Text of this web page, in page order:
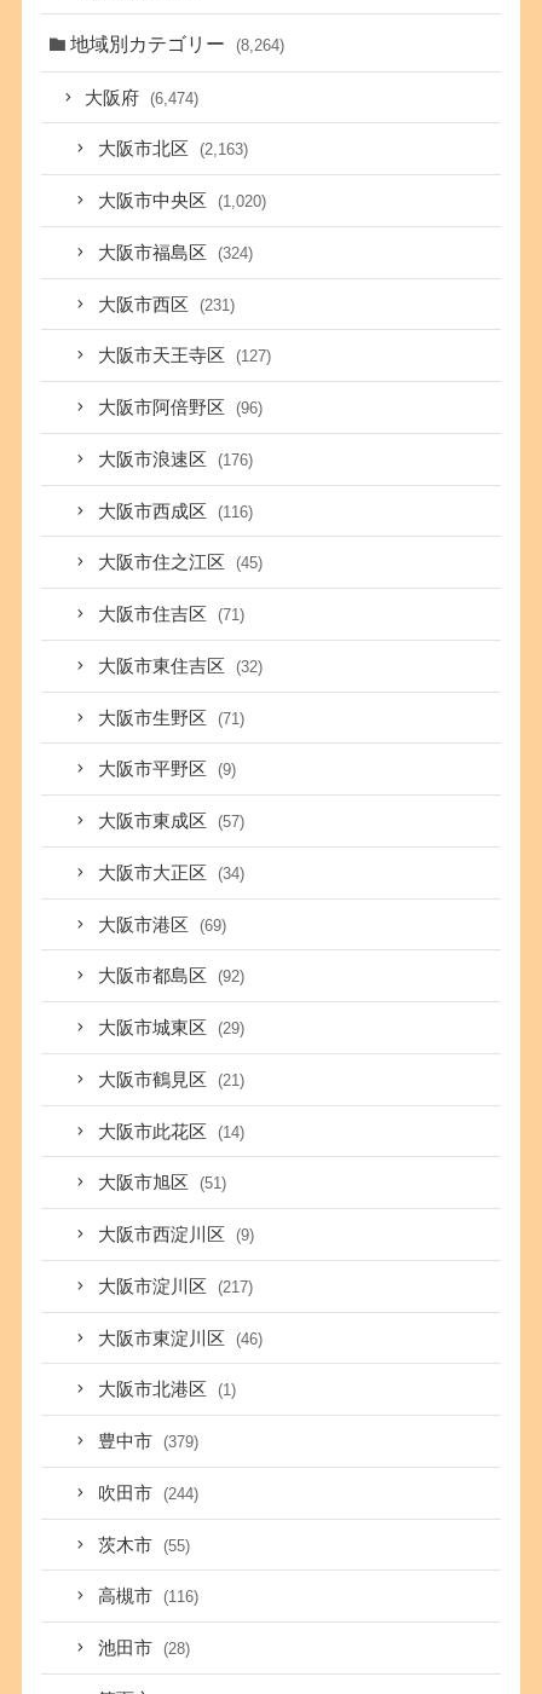
地域別カテゴリー (8,264)
大阪府 (6,474)
大阪市北区 (2,163)
大阪市中央区 (1,020)
大阪市福島区 (324)
大阪市西区 (231)
大阪市天王寺区 (127)
大阪市阿倍野区 (96)
大阪市浪速区 (176)
大阪市西成区 (116)
大阪市住之江区 (45)
大阪市住吉区 (71)
大阪市東住吉区 (32)
大阪市生野区 (71)
大阪市平野区 (9)
大阪市東成区 (57)
大阪市大正区 (34)
大阪市港区 (69)
大阪市都島区 (92)
大阪市城東区 (29)
大阪市鶴見区 (21)
大阪市此花区 (14)
大阪市旭区 (51)
大阪市西淀川区 (9)
大阪市淀川区 (217)
大阪市東淀川区 (46)
大阪市北港区 (1)
豊中市 (379)
吹田市 (244)
茨木市 (55)
高槻市 (116)
池田市 (28)